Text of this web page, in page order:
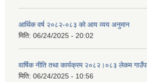
आर्थिक वर्ष २०८२-०८३ को आय व्यय अनुमान
मिति: 06/24/2025 - 20:02
वार्षिक नीति तथा कार्यक्रम २०८२।०८३ लेकम
मिति: 06/24/2025 - 10:56